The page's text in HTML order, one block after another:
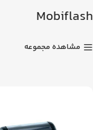
Mobiflash
مشاهده مجموعه